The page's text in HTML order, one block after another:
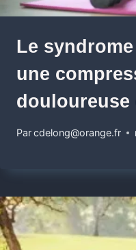
Le
une
douloureuse
Parcdelong@orange.fr